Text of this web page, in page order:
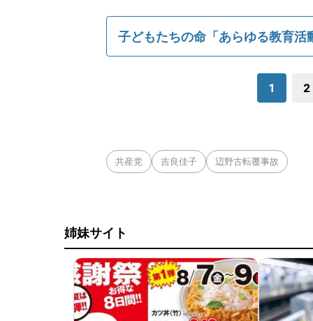
子どもたちの命「あらゆる教育
1 2
共産党 吉良佳子 辺野古転覆事故
姉妹サイト